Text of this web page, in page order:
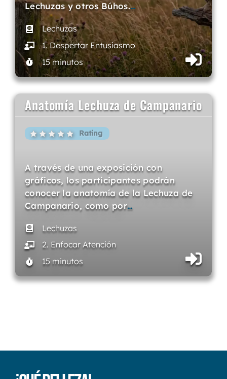
Lechuzas y otros Búhos.…
Lechuzas
1. Despertar Entusiasmo
15 minutos
Anatomía Lechuza de Campanario
Rating
A través de una exposición con
gráficos, los participantes podrán
conocer la anatomía de la Lechuza de
Campanario, como por…
Lechuzas
2. Enfocar Atención
15 minutos